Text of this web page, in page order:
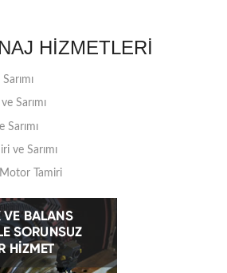
HIZMETLERI
Sarımı
ve Sarımı
Tamiri